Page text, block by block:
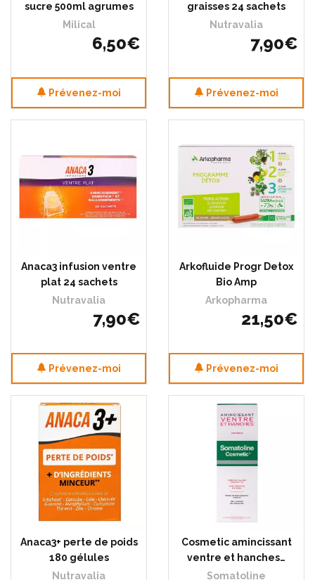
sucre 500ml agrumes
Milical
6,50€
Prévenez-moi
graisses 24 sachets
Nutravalia
7,90€
Prévenez-moi
Anaca3 infusion ventre
plat 24 sachets
Nutravalia
7,90€
Prévenez-moi
Arkofluide Progr Detox
Bio Amp
Arkopharma
21,50€
Prévenez-moi
Anaca3+ perte de poids
180 gélules
Nutravalia
Cosmetic amincissant
ventre et hanches…
Somatoline